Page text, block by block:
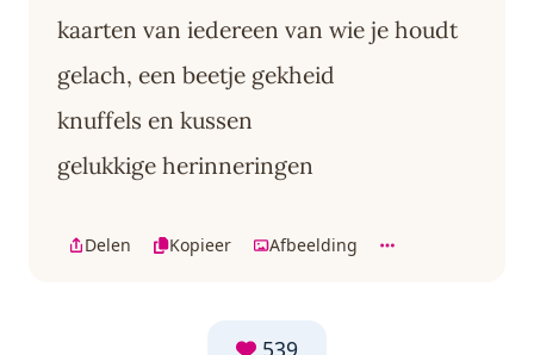
kaarten van iedereen van wie je houdt
gelach, een beetje gekheid
knuffels en kussen
gelukkige herinneringen
Delen Kopieer Afbeelding
539